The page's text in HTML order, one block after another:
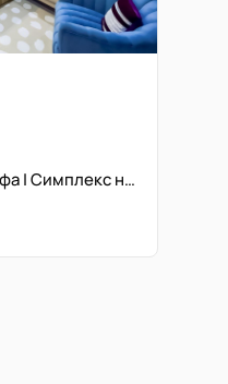
Вид на Бурж Халифа | Симплекс на уровне подиума